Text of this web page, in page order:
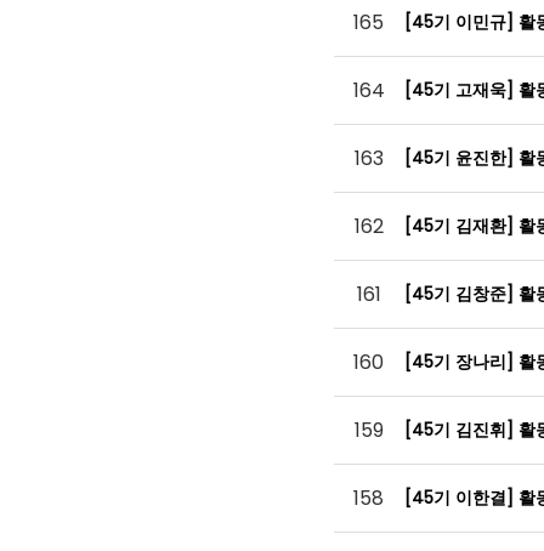
165 [45기 이민규] 활
164 [45기 고재욱] 활
163 [45기 윤진한] 활
162 [45기 김재환] 활
161 [45기 김창준] 활
160 [45기 장나리] 활
159 [45기 김진휘] 활
158 [45기 이한결] 활